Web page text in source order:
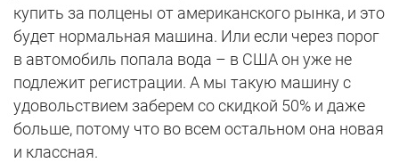
купить за полцены от американского рынка, и это
будет нормальная машина. Или если через порог
в автомобиль попала вода – в США он уже не
подлежит регистрации. А мы такую машину с
удовольствием заберем со скидкой 50% и даже
больше, потому что во всем остальном она новая
и классная.